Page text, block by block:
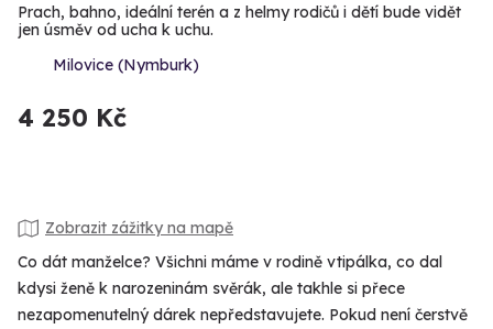
Prach, bahno, ideální terén a z helmy rodičů i dětí bude vidět
jen úsměv od ucha k uchu.
Milovice (Nymburk)
4 250 Kč
Zobrazit zážitky na mapě
Co dát manželce? Všichni máme v rodině vtipálka, co dal
kdysi ženě k narozeninám svěrák, ale takhle si přece
nezapomenutelný dárek nepředstavujete. Pokud není čerstvě